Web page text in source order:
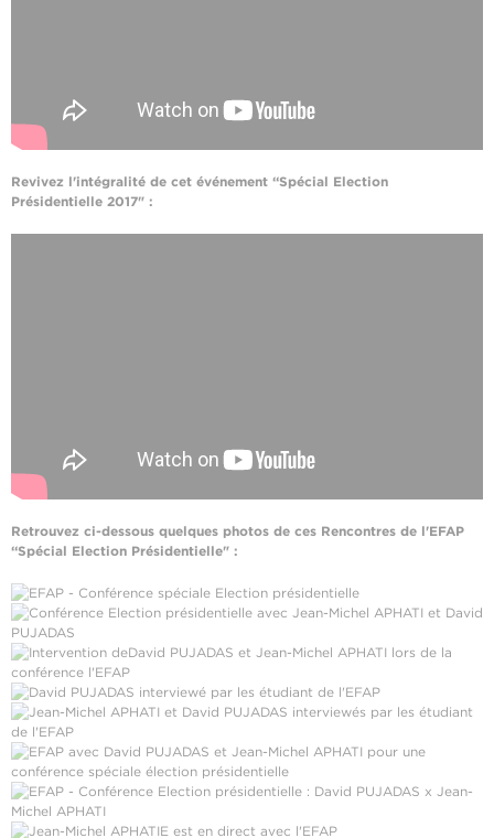
Revivez l'intégralité de cet événement “Spécial Election
Présidentielle 2017" :
Retrouvez ci-dessous quelques photos de ces Rencontres de l'EFAP
“Spécial Election Présidentielle" :